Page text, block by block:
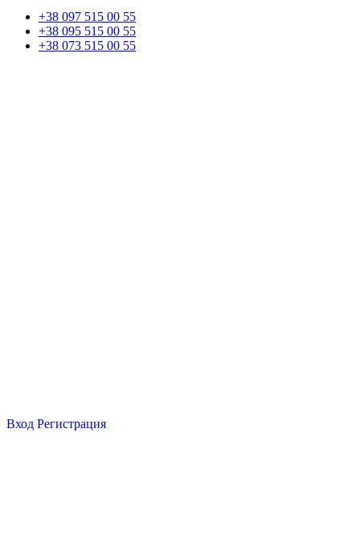
+38 097 515 00 55
+38 095 515 00 55
+38 073 515 00 55
Вход Регистрация